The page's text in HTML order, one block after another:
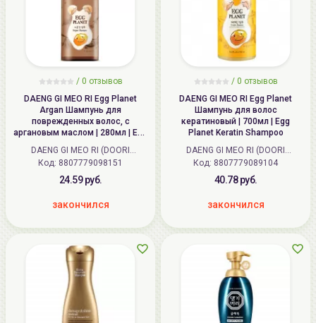
/ 0 отзывов
DAENG GI MEO RI Egg Planet
Argan Шампунь для
поврежденных волос, с
аргановым маслом | 280мл | Egg
Planet Argan Shampoo
DAENG GI MEO RI (DOORI
Cosmetics) (Корея)
Код: 8807779098151
24.59 руб.
закончился
/ 0 отзывов
DAENG GI MEO RI Egg Planet
Шампунь для волос
кератиновый | 700мл | Egg
Planet Keratin Shampoo
DAENG GI MEO RI (DOORI
Cosmetics) (Корея)
Код: 8807779089104
40.78 руб.
закончился